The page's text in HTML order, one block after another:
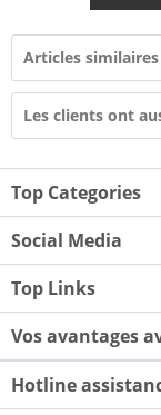
Articles similaires
Les clients ont
Top Categories
Social Media
Top Links
Vos avantages
Hotline